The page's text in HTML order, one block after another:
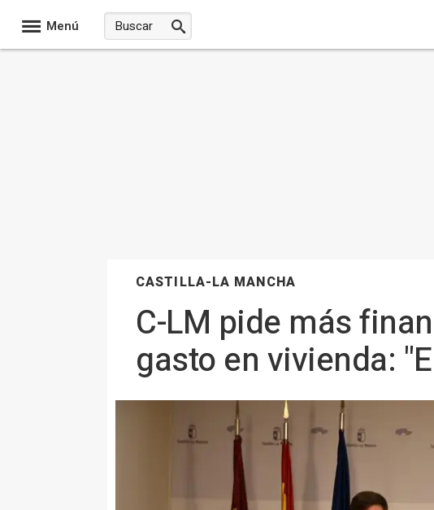
Menú
CASTILLA-LA MANCHA
C-LM pide más
gasto en vivienda: